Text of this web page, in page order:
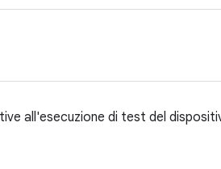
all'esecuzione di test del